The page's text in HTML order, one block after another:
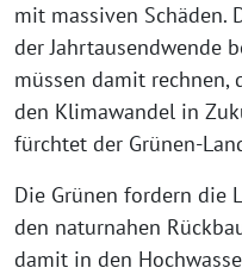
mit massiven Schäden.
der Jahrtausendwende
müssen damit rechnen,
den Klimawandel in
fürchtet der Grünen-
Die Grünen fordern die
den naturnahen
damit in den